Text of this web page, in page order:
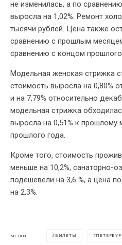
не изменилась, а по
выросла на 1,02%. Ремонт
тысячи рублей. Цена также
сравнению с прошлым
сравнению с концом прошлого
Модельная женская стрижка
стоимость выросла на 0,80%
и на 7,79% относительно
модельная стрижка
выросла на 0,51% к прошлому
прошлого года.
Кроме того, стоимость
меньше на 10,2%, санаторно-
подешевели на 3,6 %, а цена
на 2,3%.
МЕТКИ БИЛЕТЫ